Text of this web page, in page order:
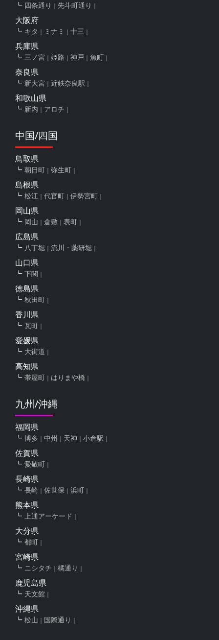
四条通り 先斗町通り
大阪府
キタ ミナミ 十三
兵庫県
三ノ宮 姫路 神戸 魚町
奈良県
新大宮 近鉄奈良駅
和歌山県
新内 アロチ
中国/四国
鳥取県
朝日町 弥生町
島根県
松江 代官町 伊勢宮町
岡山県
岡山 倉敷 表町
広島県
八丁堀 流川・薬研堀
山口県
下関
徳島県
秋田町
香川県
瓦町
愛媛県
大街道
高知県
帯屋町 はりまや橋
九州/沖縄
福岡県
博多 中州 天神 小倉駅
佐賀県
愛敬町
長崎県
長崎 佐世保 浜町
熊本県
上通アーケード
大分県
都町
宮崎県
ニシタチ 橘通り
鹿児島県
天文館
沖縄県
松山 国際通り